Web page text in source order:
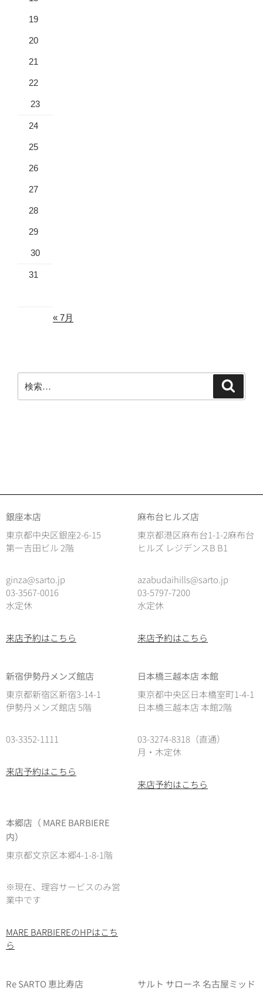
19
20
21
22
23
24
25
26
27
28
29
30
31
« 7月
銀座本店
東京都中央区銀座2-6-15
第一吉田ビル 2階
ginza@sarto.jp
03-3567-0016
水定休
来店予約はこちら
麻布台ヒルズ店
東京都港区麻布台1-1-2麻布台
ヒルズ レジデンスB B1
azabudaihills@sarto.jp
03-5797-7200
水定休
来店予約はこちら
新宿伊勢丹メンズ館店
東京都新宿区新宿3-14-1
伊勢丹メンズ館店 5階
03-3352-1111
来店予約はこちら
日本橋三越本店 本館
東京都中央区日本橋室町1-4-1
日本橋三越本店 本館2階
03-3274-8318（直通）
月・木定休
来店予約はこちら
本郷店（ MARE BARBIERE
内）
東京都文京区本郷4-1-8-1階
※現在、理容サービスのみ営
業中です
MARE BARBIEREのHPはこち
ら
Re SARTO 恵比寿店
サルト サローネ 名古屋ミッド